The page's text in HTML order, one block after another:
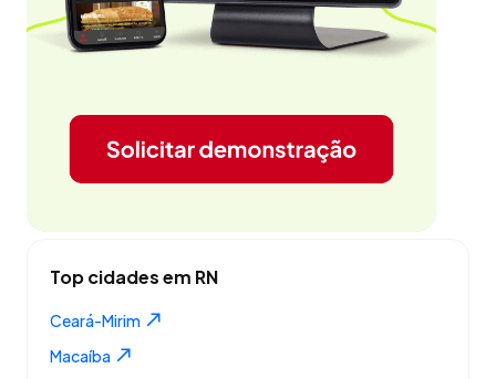
Top cidades em RN
Ceará-Mirim
Macaíba